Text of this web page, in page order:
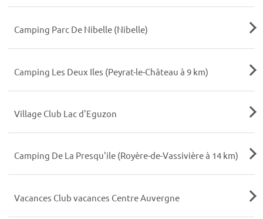
Camping Parc De Nibelle (Nibelle)
Camping Les Deux Iles (Peyrat-le-Château à 9 km)
Village Club Lac d'Eguzon
Camping De La Presqu'ile (Royère-de-Vassivière à 14 km)
Vacances Club vacances Centre Auvergne